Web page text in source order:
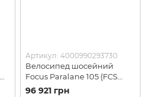
Артикул: 4000990293730
Велосипед шосейний
Focus Paralane 105 (FCS
628012542)
96 921 грн